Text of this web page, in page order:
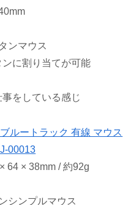
ンマウス
に割り当てが可能
をしている感じ
ルートラック 有線 マウス
00013
64 × 38mm / 約92g
シンプルマウス